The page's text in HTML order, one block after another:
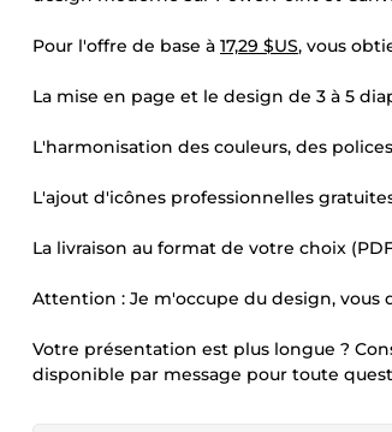
Pour l'offre de base à 17,29 $US, vous
La mise en page et le design de 3 à 5
L'harmonisation des couleurs, des
L'ajout d'icônes professionnelles
La livraison au format de votre choix
Attention : Je m'occupe du design, vous
Votre présentation est plus longue ?
disponible par message pour toute